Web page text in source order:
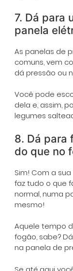
7. Dá para
panela
As panelas de
comuns, vem
dá pressão ou
Você pode
dela e, assim,
legumes
8. Dá para
do que no
Sim! Com a
faz tudo o que
normal, numa
mesmo!
Aquele tempo
fogão, sabe?
na panela de